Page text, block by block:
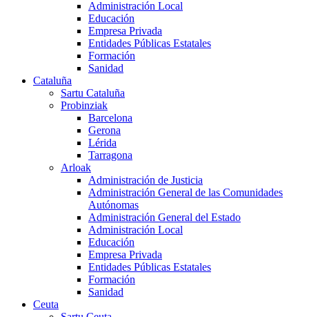
Administración Local
Educación
Empresa Privada
Entidades Públicas Estatales
Formación
Sanidad
Cataluña
Sartu Cataluña
Probinziak
Barcelona
Gerona
Lérida
Tarragona
Arloak
Administración de Justicia
Administración General de las Comunidades
Autónomas
Administración General del Estado
Administración Local
Educación
Empresa Privada
Entidades Públicas Estatales
Formación
Sanidad
Ceuta